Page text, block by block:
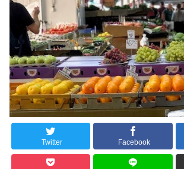
Twitter Facebook